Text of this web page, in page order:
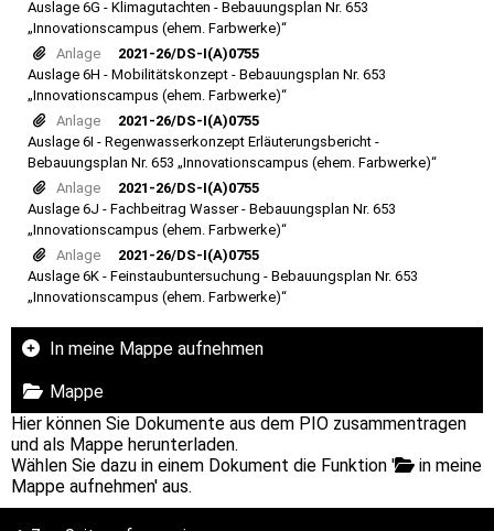
Auslage 6G - Klimagutachten - Bebauungsplan Nr. 653
„Innovationscampus (ehem. Farbwerke)“
Anlage
2021-26/DS-I(A)0755
Auslage 6H - Mobilitätskonzept - Bebauungsplan Nr. 653
„Innovationscampus (ehem. Farbwerke)“
Anlage
2021-26/DS-I(A)0755
Auslage 6I - Regenwasserkonzept Erläuterungsbericht -
Bebauungsplan Nr. 653 „Innovationscampus (ehem. Farbwerke)“
Anlage
2021-26/DS-I(A)0755
Auslage 6J - Fachbeitrag Wasser - Bebauungsplan Nr. 653
„Innovationscampus (ehem. Farbwerke)“
Anlage
2021-26/DS-I(A)0755
Auslage 6K - Feinstaubuntersuchung - Bebauungsplan Nr. 653
„Innovationscampus (ehem. Farbwerke)“
In meine Mappe aufnehmen
Mappe
Hier können Sie Dokumente aus dem PIO zusammentragen
und als Mappe herunterladen.
Wählen Sie dazu in einem Dokument die Funktion '
in meine
Mappe aufnehmen' aus.